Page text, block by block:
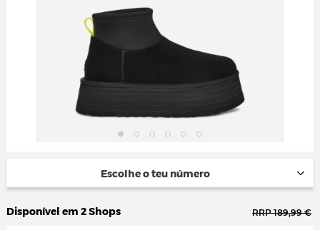
Escolhe o teu número
Disponível em 2 Shops RRP 189,99 €